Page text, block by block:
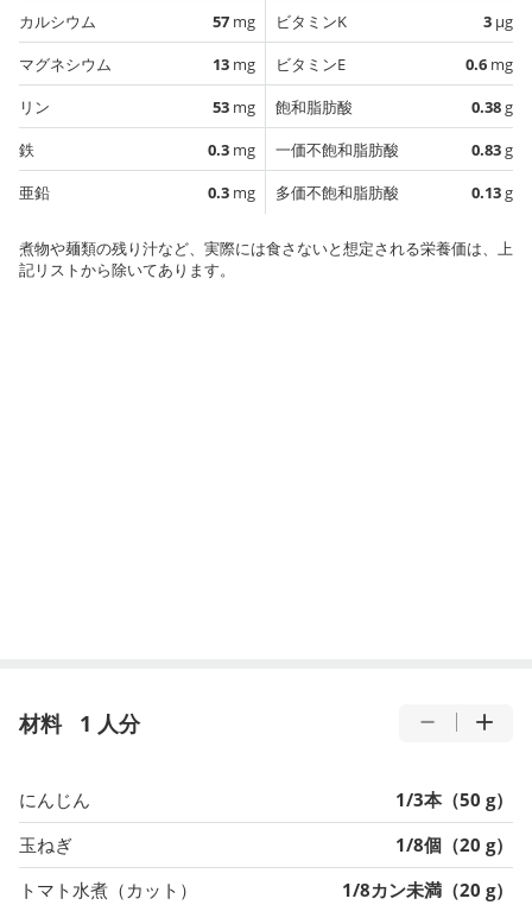
カルシウム
57 mg
マグネシウム
13 mg
リン
53 mg
鉄
0.3 mg
亜鉛
0.3 mg
ビタミンK
3 µg
ビタミンE
0.6 mg
飽和脂肪酸
0.38g
一価不飽和脂肪酸
0.83g
多価不飽和脂肪酸
0.13g
煮物や麺類の残り汁など、実際には食さないと想定される栄養価は、上
記リストから除いてあります。
材料 1 人分
にんじん
1/3本（50 g）
玉ねぎ
1/8個（20 g）
トマト水煮（カット）
1/8カン未満（20 g）